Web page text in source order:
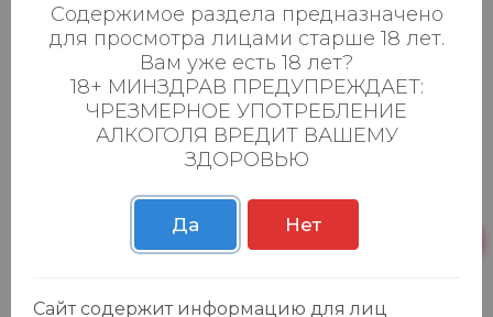
Ваш город:
Батыршина 20Б
Пн-Вс с 08:00 до
23:00
59 шт.
Магистральная 22д
Пн-Вс с 08:00 до
23:00
Осиновская 2В,
Пн-Вс с 09:00 до
Пн-Вс с 09:00 до
Содержимое раздела предназначено
для просмотра лицами старше 18 лет.
Вам уже есть 18 лет?
18+ МИНЗДРАВ ПРЕДУПРЕЖДАЕТ:
ЧРЕЗМЕРНОЕ УПОТРЕБЛЕНИЕ
АЛКОГОЛЯ ВРЕДИТ ВАШЕМУ
ЗДОРОВЬЮ
Да Нет
Сайт содержит информацию для лиц